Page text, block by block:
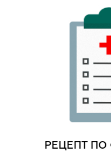
РЕЦЕПТ ПО